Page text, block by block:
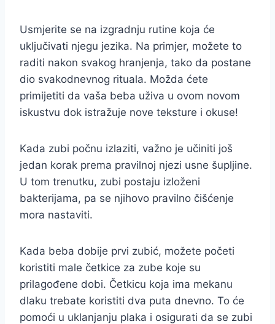
Usmjerite se na izgradnju rutine koja će
uključivati njegu jezika. Na primjer, možete to
raditi nakon svakog hranjenja, tako da postane
dio svakodnevnog rituala. Možda ćete
primijetiti da vaša beba uživa u ovom novom
iskustvu dok istražuje nove teksture i okuse!
Kada zubi počnu izlaziti, važno je učiniti još
jedan korak prema pravilnoj njezi usne šupljine.
U tom trenutku, zubi postaju izloženi
bakterijama, pa se njihovo pravilno čišćenje
mora nastaviti.
Kada beba dobije prvi zubić, možete početi
koristiti male četkice za zube koje su
prilagođene dobi. Četkicu koja ima mekanu
dlaku trebate koristiti dva puta dnevno. To će
pomoći u uklanjanju plaka i osigurati da se zubi